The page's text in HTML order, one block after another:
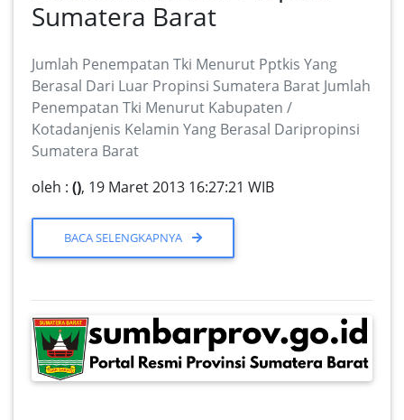
Sumatera Barat
Jumlah Penempatan Tki Menurut Pptkis Yang
Berasal Dari Luar Propinsi Sumatera Barat Jumlah
Penempatan Tki Menurut Kabupaten /
Kotadanjenis Kelamin Yang Berasal Daripropinsi
Sumatera Barat
oleh : (), 19 Maret 2013 16:27:21 WIB
BACA SELENGKAPNYA